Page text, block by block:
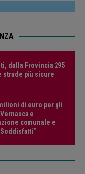
dalla Provincia 295
strade più sicure
di euro per gli
e
comunale e